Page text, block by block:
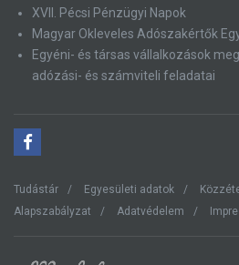
XVII. Pécsi Pénzügyi Napok
Magyar Okleveles Adószakértők
Egyéni- és társas vállalkozások
adózási- és számviteli feladatai
Tudástár Egyesületi adatok
Alapszabályzat
Adatvédelem